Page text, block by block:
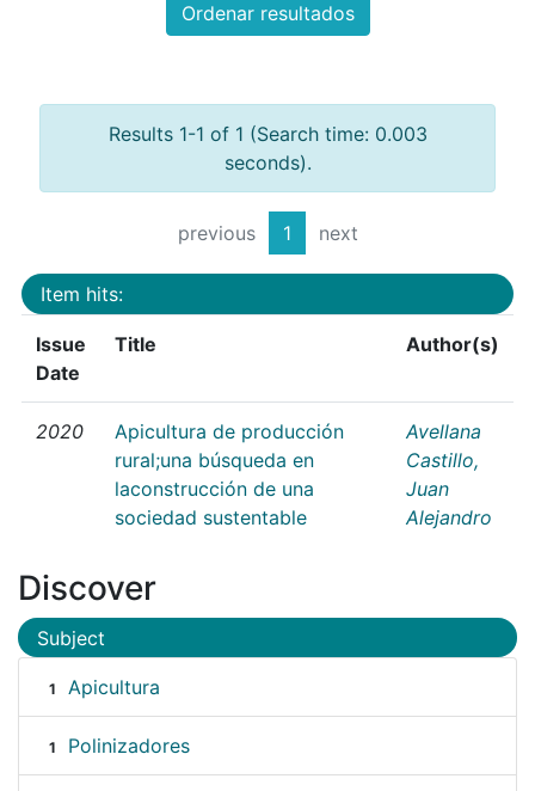
Ordenar resultados
Results 1-1 of 1 (Search time: 0.003
seconds).
previous 1 next
Item hits:
Issue
Date
Title Author(s)
2020
Apicultura de producción
rural;una búsqueda en
laconstrucción de una
sociedad sustentable
Avellana
Castillo,
Juan
Alejandro
Discover
Subject
1 Apicultura
1 Polinizadores